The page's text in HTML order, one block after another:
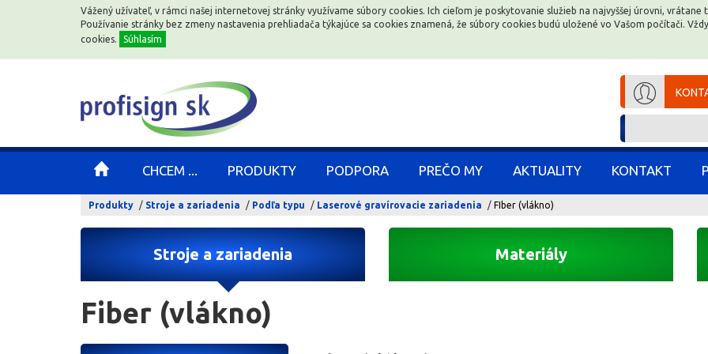
Vážený užívateľ, v rámci našej internetovej stránky využívame súbory cookies. Ich cieľom je poskytovanie služieb na najvyššej úrovni,
Používanie stránky bez zmeny nastavenia prehliadača týkajúce sa cookies znamená, že súbory cookies budú uložené vo Vašom počítači.
cookies.
Súhlasím
CHCEM ... PRODUKTY PODPORA PREČO MY AKTUALITY KONTAKT
Produkty Stroje a zariadenia Podľa typu Laserové gravírovacie zariadenia FIber (vlákno)
Stroje a zariadenia Materiály
Fiber (vlákno)
Vážený užívateľ, v rámci našej internetovej stránky využívame súbory cookies. Ich cieľom je poskytovanie služieb na najvyššej úrovni,
Používanie stránky bez zmeny nastavenia prehliadača týkajúce sa cookies znamená, že súbory cookies budú uložené vo Vašom počítači.
cookies.
Súhlasím
CHCEM ... PRODUKTY PODPORA PREČO MY AKTUALITY KONTAKT